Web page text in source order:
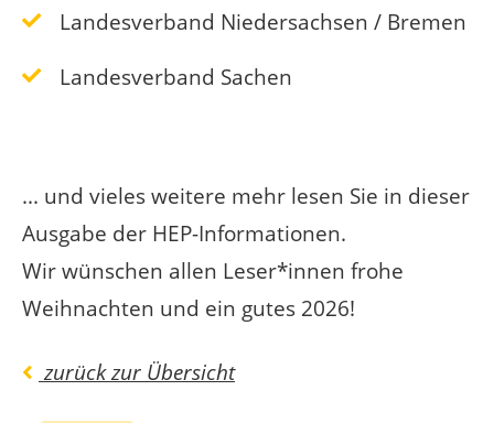
Landesverband Niedersachsen / Bremen
Landesverband Sachen
... und vieles weitere mehr lesen Sie in dieser
Ausgabe der HEP-Informationen.
Wir wünschen allen Leser*innen frohe
Weihnachten und ein gutes 2026!
zurück zur Übersicht